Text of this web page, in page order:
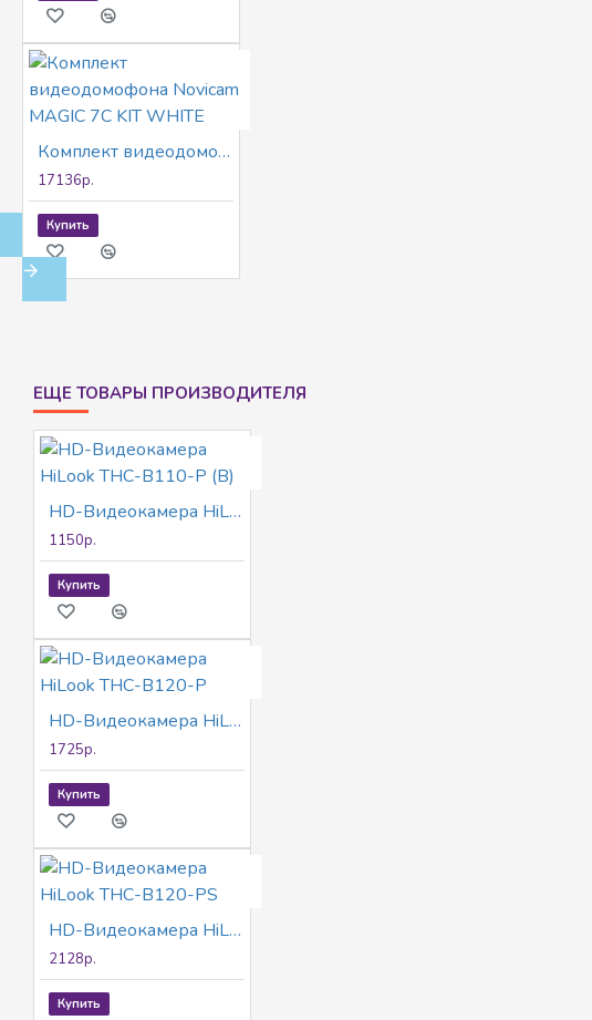
Комплект видеодомофона Novicam MAGIC 7C KIT WHITE
17136р.
Купить
ЕЩЕ ТОВАРЫ ПРОИЗВОДИТЕЛЯ
HD-Видеокамера HiLook THC-B110-P (B)
1150р.
Купить
HD-Видеокамера HiLook THC-B120-P
1725р.
Купить
HD-Видеокамера HiLook THC-B120-PS
2128р.
Купить